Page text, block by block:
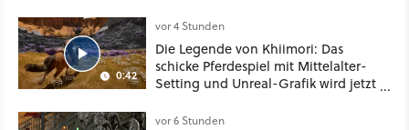
0:42
vor 4 Stunden
Die Legende von Khiimori: Das
schicke Pferdespiel mit Mittelalter-
Setting und Unreal-Grafik wird jetzt
vor 6 Stunden